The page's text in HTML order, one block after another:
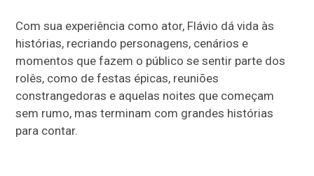
Com sua experiência como ator, Flávio dá vida às
histórias, recriando personagens, cenários e
momentos que fazem o público se sentir parte dos
rolês, como de festas épicas, reuniões
constrangedoras e aquelas noites que começam
sem rumo, mas terminam com grandes histórias
para contar.